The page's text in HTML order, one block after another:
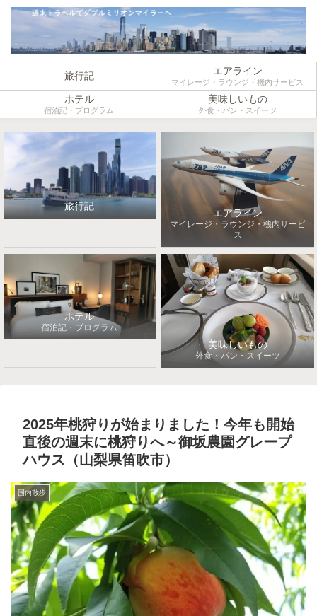
旅行記 エアライン
マイレージ・ラウンジ・機内サービス
ホテル
宿泊記・プログラム
美味しいもの
外食・パン・スイーツ
旅行記
エアライン
マイレージ・ラウンジ・機内サービ
ス
ホテル
宿泊記・プログラム
美味しいもの
外食・パン・スイーツ
2025年桃狩りが始まりました！今年も開始
直後の週末に桃狩りへ～御坂農園グレープ
ハウス（山梨県笛吹市）
国内散歩